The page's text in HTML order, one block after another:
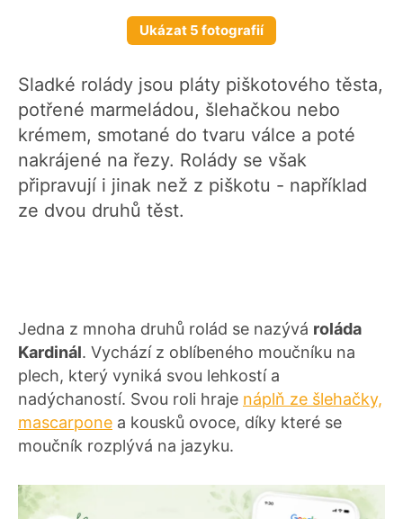
Ukázat 5 fotografií
Sladké rolády jsou pláty piškotového těsta,
potřené marmeládou, šlehačkou nebo
krémem, smotané do tvaru válce a poté
nakrájené na řezy. Rolády se však
připravují i jinak než z piškotu - například
ze dvou druhů těst.
Jedna z mnoha druhů rolád se nazývá roláda
Kardinál. Vychází z oblíbeného moučníku na
plech, který vyniká svou lehkostí a
nadýchaností. Svou roli hraje náplň ze šlehačky,
mascarpone a kousků ovoce, díky které se
moučník rozplývá na jazyku.